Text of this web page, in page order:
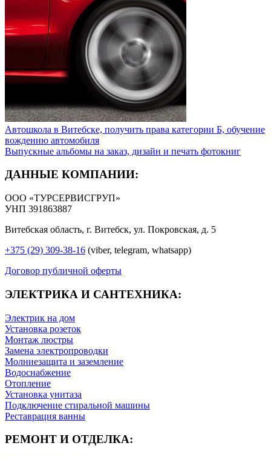
Автошкола в Витебске, получить права категории Б, обучение
вождению автомобиля
Выпускные альбомы на заказ, дизайн и печать фотокниг
ДАННЫЕ КОМПАНИИ:
ООО «ТУРСЕРВИСГРУП»
УНП 391863887
Витебская область, г. Витебск, ул. Покровская, д. 5
+375 (29) 309-38-16 (viber, telegram, whatsapp)
Договор публичной оферты
ЭЛЕКТРИКА И САНТЕХНИКА:
Электрик на дом
Установка розеток
Монтаж люстры
Замена электропроводки
Молниезащита и заземление
Водоснабжение
Отопление
Установка унитаза
Подключение стиральной машины
Реставрация ванны
РЕМОНТ И ОТДЕЛКА: